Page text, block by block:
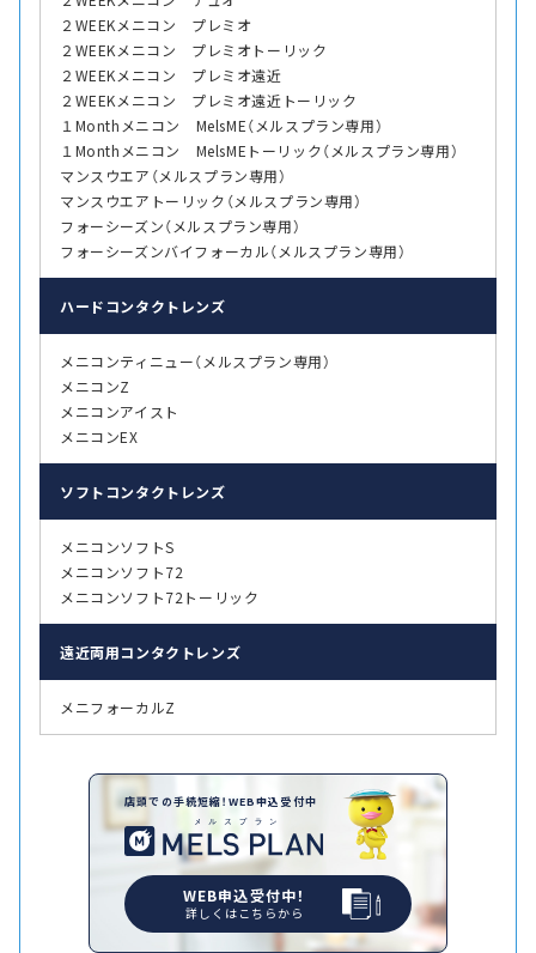
２WEEKメニコン プレミオ
２WEEKメニコン プレミオトーリック
２WEEKメニコン プレミオ遠近
２WEEKメニコン プレミオ遠近トーリック
１Monthメニコン MelsME（メルスプラン専用）
１Monthメニコン MelsMEトーリック（メルスプラン専用）
マンスウエア（メルスプラン専用）
マンスウエアトーリック（メルスプラン専用）
フォーシーズン（メルスプラン専用）
フォーシーズンバイフォーカル（メルスプラン専用）
ハード コンタクトレンズ
メニコンティニュー（メルスプラン専用）
メニコンZ
メニコンアイスト
メニコンEX
ソフト コンタクトレンズ
メニコンソフトS
メニコンソフト72
メニコンソフト72トーリック
遠近両用コンタクトレンズ
メニフォーカルZ
店頭での手続短縮！WEB申込受付中
WEB申込受付中！
詳しくはこちらから